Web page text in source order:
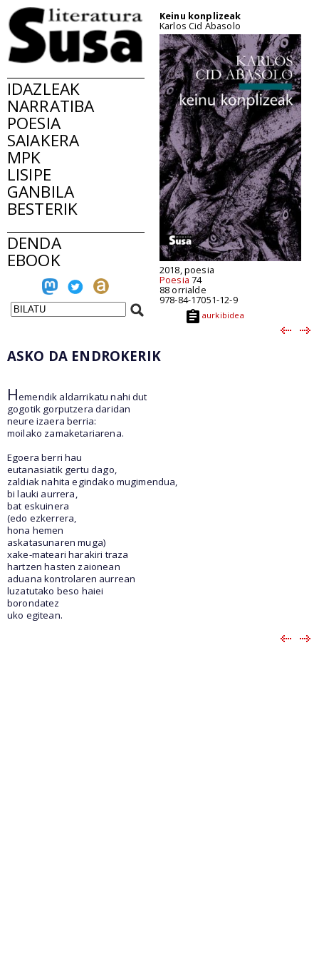
IDAZLEAK
NARRATIBA
POESIA
SAIAKERA
MPK
LISIPE
GANBILA
BESTERIK
DENDA
EBOOK
Keinu konplizeak
Karlos Cid Abasolo
2018, poesia
Poesia 74
88 orrialde
978-84-17051-12-9
aurkibidea
ASKO DA ENDROKERIK
Hemendik aldarrikatu nahi dut
gogotik gorputzera daridan
neure izaera berria:
moilako zamaketariarena.
Egoera berri hau
eutanasiatik gertu dago,
zaldiak nahita egindako mugimendua,
bi lauki aurrera,
bat eskuinera
(edo ezkerrera,
hona hemen
askatasunaren muga)
xake-mateari harakiri traza
hartzen hasten zaionean
aduana kontrolaren aurrean
luzatutako beso haiei
borondatez
uko egitean.